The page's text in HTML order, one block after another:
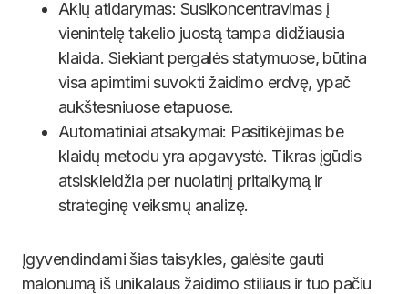
Akių atidarymas: Susikoncentravimas į
vienintelę takelio juostą tampa didžiausia
klaida. Siekiant pergalės statymuose, būtina
visa apimtimi suvokti žaidimo erdvę, ypač
aukštesniuose etapuose.
Automatiniai atsakymai: Pasitikėjimas be
klaidų metodu yra apgavystė. Tikras įgūdis
atsiskleidžia per nuolatinį pritaikymą ir
strateginę veiksmų analizę.
Įgyvendindami šias taisykles, galėsite gauti
malonumą iš unikalaus žaidimo stiliaus ir tuo pačiu